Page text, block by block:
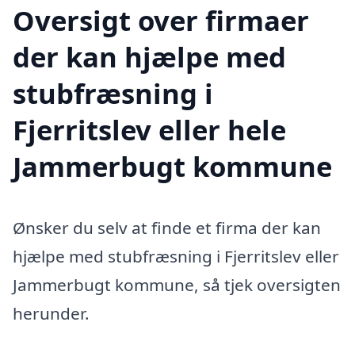
Oversigt over firmaer
der kan hjælpe med
stubfræsning i
Fjerritslev eller hele
Jammerbugt kommune
Ønsker du selv at finde et firma der kan
hjælpe med stubfræsning i Fjerritslev eller
Jammerbugt kommune, så tjek oversigten
herunder.